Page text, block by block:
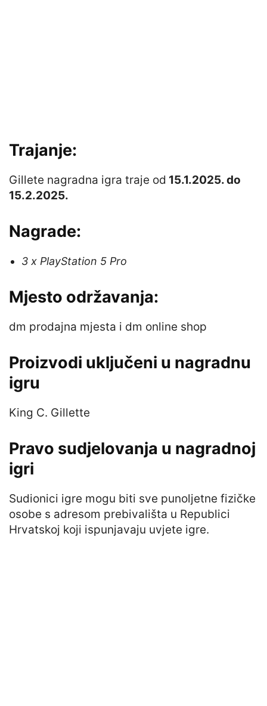
Trajanje:
Gillete nagradna igra traje od 15.1.2025. do
15.2.2025.
Nagrade:
3 x PlayStation 5 Pro
Mjesto održavanja:
dm prodajna mjesta i dm online shop
Proizvodi uključeni u nagradnu
igru
King C. Gillette
Pravo sudjelovanja u nagradnoj
igri
Sudionici igre mogu biti sve punoljetne fizičke
osobe s adresom prebivališta u Republici
Hrvatskoj koji ispunjavaju uvjete igre.